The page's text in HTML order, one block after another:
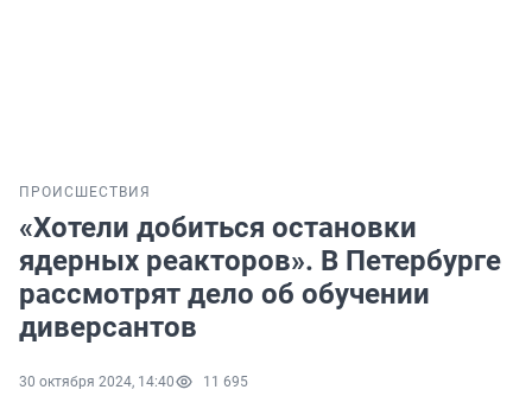
ПРОИСШЕСТВИЯ
«Хотели добиться остановки
ядерных реакторов». В Петербурге
рассмотрят дело об обучении
диверсантов
30 октября 2024, 14:40 11 695